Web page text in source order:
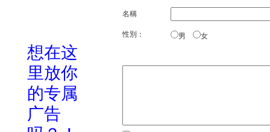
名稱
性別： 男 女